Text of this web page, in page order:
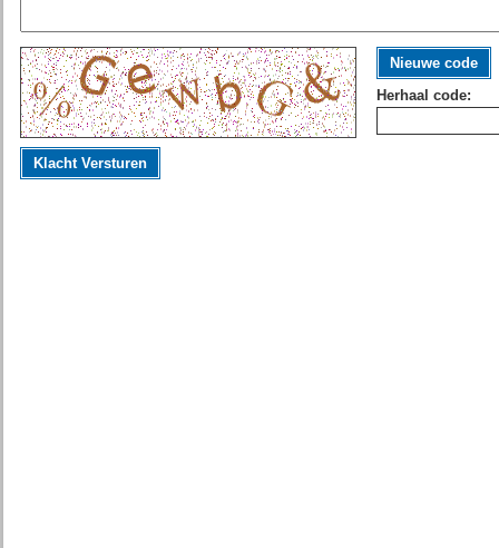
Nieuwe code
Herhaal code:
Klacht Versturen